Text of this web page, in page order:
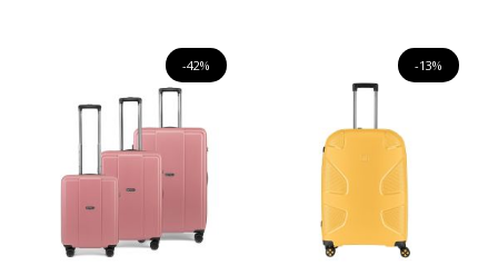
-42% -13%